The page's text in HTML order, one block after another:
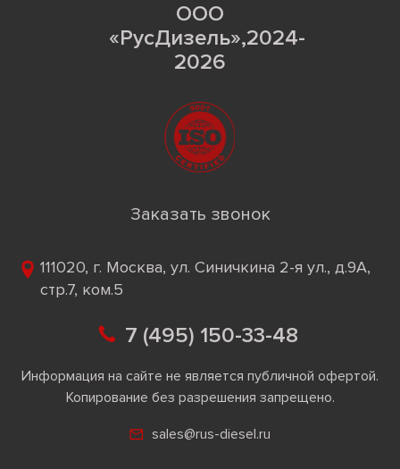
ООО
«РусДизель»,2024-
2026
Заказать звонок
111020, г. Москва, ул. Синичкина 2-я ул., д.9А,
стр.7, ком.5
7 (495) 150-33-48
Информация на сайте не является публичной офертой.
Копирование без разрешения запрещено.
sales@rus-diesel.ru